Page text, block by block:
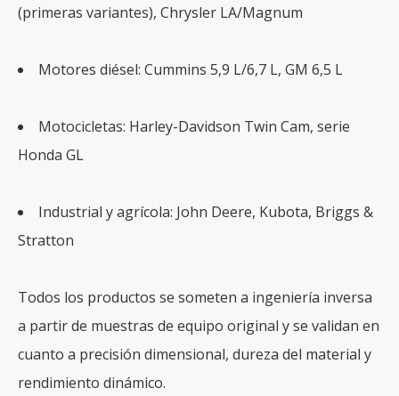
(primeras variantes), Chrysler LA/Magnum
Motores diésel: Cummins 5,9 L/6,7 L, GM 6,5 L
Motocicletas: Harley-Davidson Twin Cam, serie
Honda GL
Industrial y agrícola: John Deere, Kubota, Briggs &
Stratton
Todos los productos se someten a ingeniería inversa
a partir de muestras de equipo original y se validan en
cuanto a precisión dimensional, dureza del material y
rendimiento dinámico.